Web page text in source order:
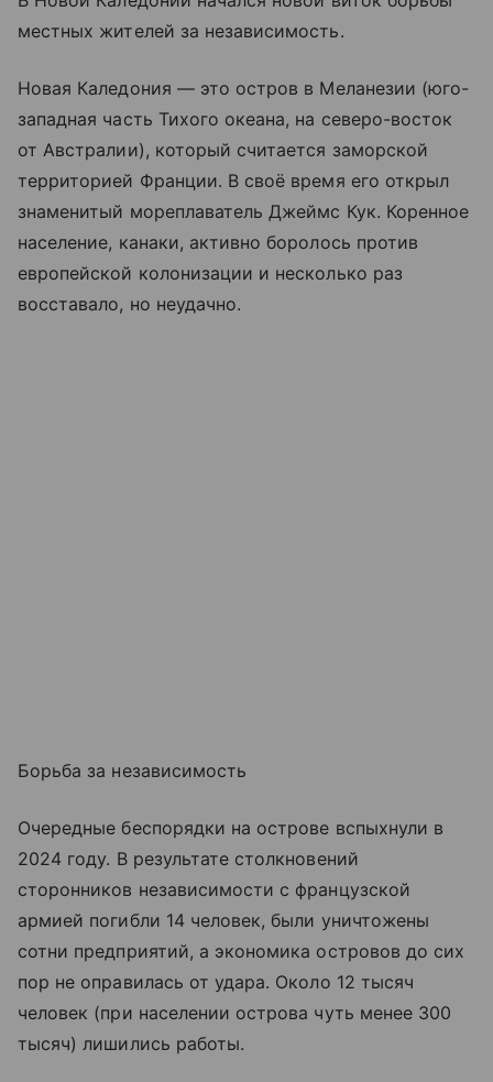
местных жителей за независимость.
Новая Каледония — это остров в Меланезии (юго-
западная часть Тихого океана, на северо-восток
от Австралии), который считается заморской
территорией Франции. В своё время его открыл
знаменитый мореплаватель Джеймс Кук. Коренное
население, канаки, активно боролось против
европейской колонизации и несколько раз
восставало, но неудачно.
Борьба за независимость
Очередные беспорядки на острове вспыхнули в
2024 году. В результате столкновений
сторонников независимости с французской
армией погибли 14 человек, были уничтожены
сотни предприятий, а экономика островов до сих
пор не оправилась от удара. Около 12 тысяч
человек (при населении острова чуть менее 300
тысяч) лишились работы.